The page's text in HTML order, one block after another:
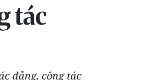
tác
đảng, công tác